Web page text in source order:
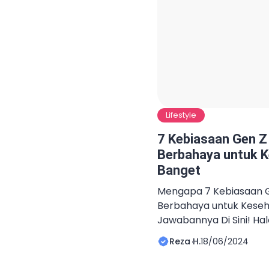
Lifestyle
7 Kebiasaan Gen
Berbahaya untuk
Banget
Mengapa 7 Kebiasaan
Berbahaya untuk
Jawabannya Di Sini!
Saat ini, kita hidup di
kemajuan teknologi
Reza H.18/06/2024